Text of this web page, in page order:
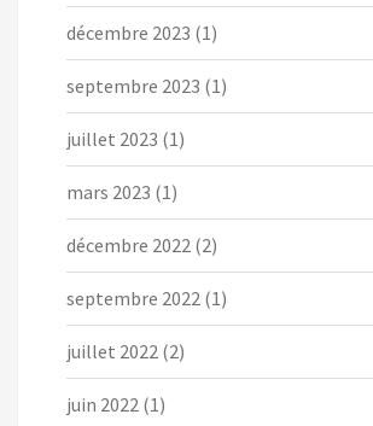
décembre 2023 (1)
septembre 2023 (1)
juillet 2023 (1)
mars 2023 (1)
décembre 2022 (2)
septembre 2022 (1)
juillet 2022 (2)
juin 2022 (1)